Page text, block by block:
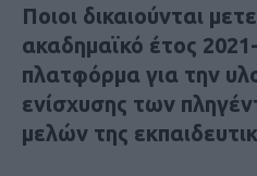
Ποιοι δικαιούνται
ακαδημαϊκό έτος
πλατφόρμα για την
ενίσχυσης των
μελών της